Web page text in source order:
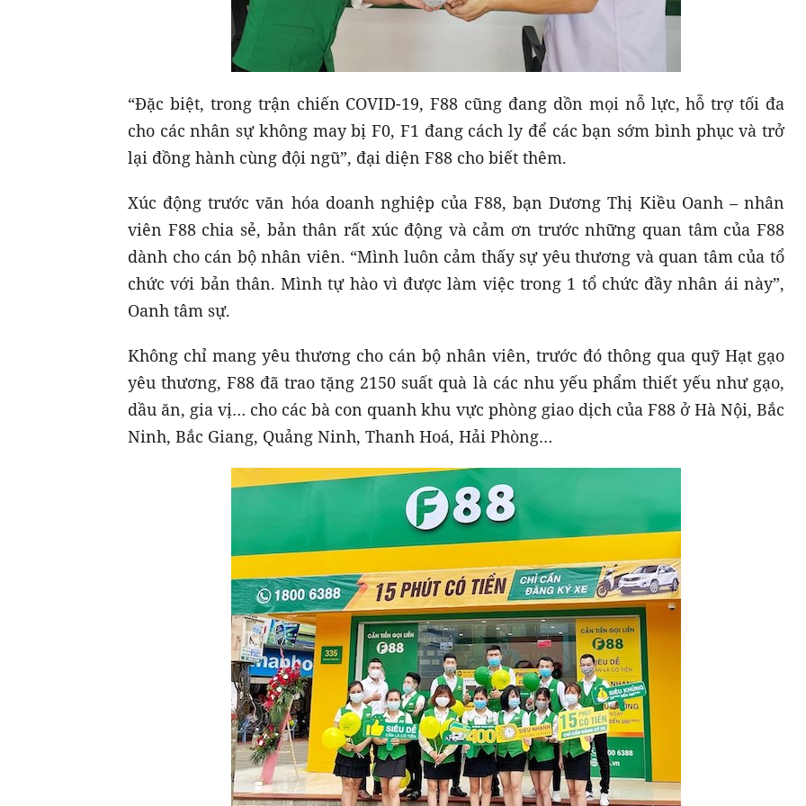
“Đặc biệt, trong trận chiến COVID-19, F88 cũng đang dồn mọi nỗ lực, hỗ trợ tối đa
cho các nhân sự không may bị F0, F1 đang cách ly để các bạn sớm bình phục và trở
lại đồng hành cùng đội ngũ”, đại diện F88 cho biết thêm.
Xúc động trước văn hóa doanh nghiệp của F88, bạn Dương Thị Kiều Oanh – nhân
viên F88 chia sẻ, bản thân rất xúc động và cảm ơn trước những quan tâm của F88
dành cho cán bộ nhân viên. “Mình luôn cảm thấy sự yêu thương và quan tâm của tổ
chức với bản thân. Mình tự hào vì được làm việc trong 1 tổ chức đầy nhân ái này”,
Oanh tâm sự.
Không chỉ mang yêu thương cho cán bộ nhân viên, trước đó thông qua quỹ Hạt gạo
yêu thương, F88 đã trao tặng 2150 suất quà là các nhu yếu phẩm thiết yếu như gạo,
dầu ăn, gia vị… cho các bà con quanh khu vực phòng giao dịch của F88 ở Hà Nội, Bắc
Ninh, Bắc Giang, Quảng Ninh, Thanh Hoá, Hải Phòng…